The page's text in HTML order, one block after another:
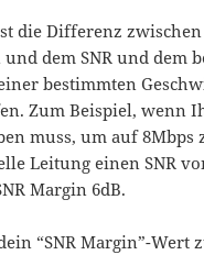
die Differenz zwischen
dem SNR und dem
bestimmten
Zum Beispiel, wenn
muss, um auf 8Mbps
Leitung einen SNR
Margin 6dB.
“SNR Margin”-Wert